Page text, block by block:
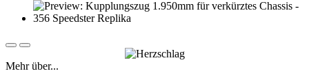
Mehr über...